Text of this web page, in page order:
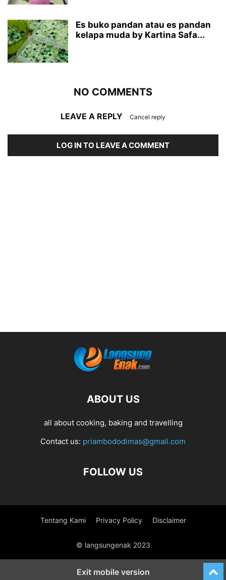
Es buko pandan atau es pandan
kelapa muda by Kartina Safa...
NO COMMENTS
LEAVE A REPLY Cancel reply
LOG IN TO LEAVE A COMMENT
ABOUT US
all about cooking, baking and travelling
Contact us: priambododimas@gmail.com
FOLLOW US
Tentang Kami Privacy Policy Disclaimer
© langsungenak 2023
Exit mobile version